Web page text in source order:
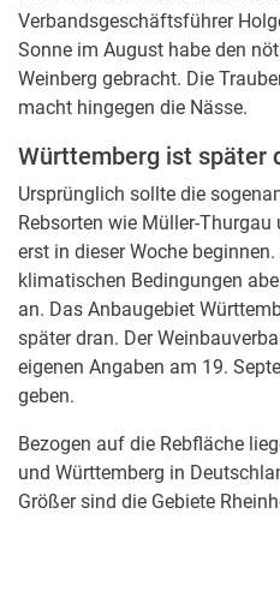
Verbandsgeschäftsführer
Sonne im August habe den
Weinberg gebracht. Die
macht hingegen die Nässe.
Württemberg ist später
Ursprünglich sollte die
Rebsorten wie Müller-
erst in dieser Woche
klimatischen Bedingungen
an. Das Anbaugebiet
später dran. Der
eigenen Angaben am 19.
geben.
Bezogen auf die Rebfläche
und Württemberg in
Größer sind die Gebiete